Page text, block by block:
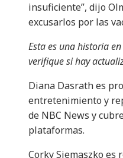
insuficiente”, dijo
excusarlos por las
Esta es una historia
verifique si hay
Diana Dasrath es
entretenimiento y
de NBC News y
plataformas.
Corky Siemaszko es